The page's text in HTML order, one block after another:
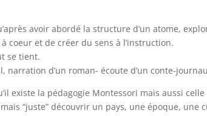
avoir abordé la structure d’un atome,
coeur et de créer du sens à l’instruction.
se tient.
d’un roman- écoute d’un conte-
existe la pédagogie Montessori mais aussi
“juste” découvrir un pays, une époque,